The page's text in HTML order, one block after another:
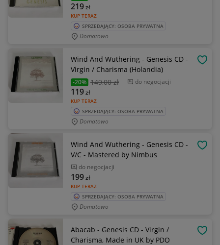
KUP TERAZ
219zł
SPRZEDAJĄCY: OSOBA PRYWATNA
Domatowo
Wind And Wuthering - Genesis CD -
Virgin / Charisma (Holandia)
-20% 149,00 zł do negocjacji
KUP TERAZ
119zł
SPRZEDAJĄCY: OSOBA PRYWATNA
Domatowo
Wind And Wuthering - Genesis CD -
V/C - Mastered by Nimbus
do negocjacji
KUP TERAZ
199zł
SPRZEDAJĄCY: OSOBA PRYWATNA
Domatowo
Abacab - Genesis CD - Virgin /
Charisma, Made in UK by PDO